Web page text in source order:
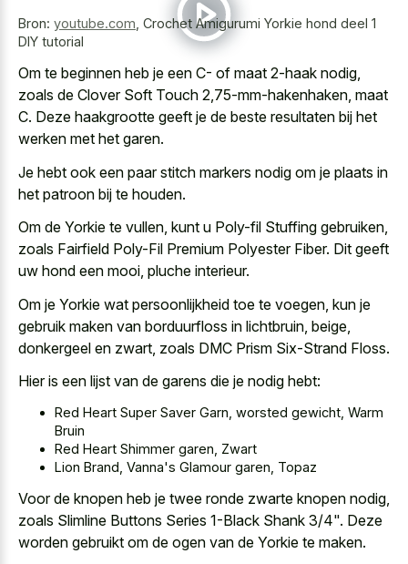
Bron: youtube.com Crochet Amigurumi Yorkie hond deel 1
DIY tutorial
Om te beginnen heb je een C- of maat 2-haak nodig,
zoals de Clover Soft Touch 2,75-mm-hakenhaken, maat
C. Deze haakgrootte geeft je de beste resultaten bij het
werken met het garen.
Je hebt ook een paar stitch markers nodig om je plaats in
het patroon bij te houden.
Om de Yorkie te vullen, kunt u Poly-fil Stuffing gebruiken,
zoals Fairfield Poly-Fil Premium Polyester Fiber. Dit geeft
uw hond een mooi, pluche interieur.
Om je Yorkie wat persoonlijkheid toe te voegen, kun je
gebruik maken van borduurfloss in lichtbruin, beige,
donkergeel en zwart, zoals DMC Prism Six-Strand Floss.
Hier is een lijst van de garens die je nodig hebt:
Red Heart Super Saver Garn, worsted gewicht, Warm
Bruin
Red Heart Shimmer garen, Zwart
Lion Brand, Vanna's Glamour garen, Topaz
Voor de knopen heb je twee ronde zwarte knopen nodig,
zoals Slimline Buttons Series 1-Black Shank 3/4". Deze
worden gebruikt om de ogen van de Yorkie te maken.